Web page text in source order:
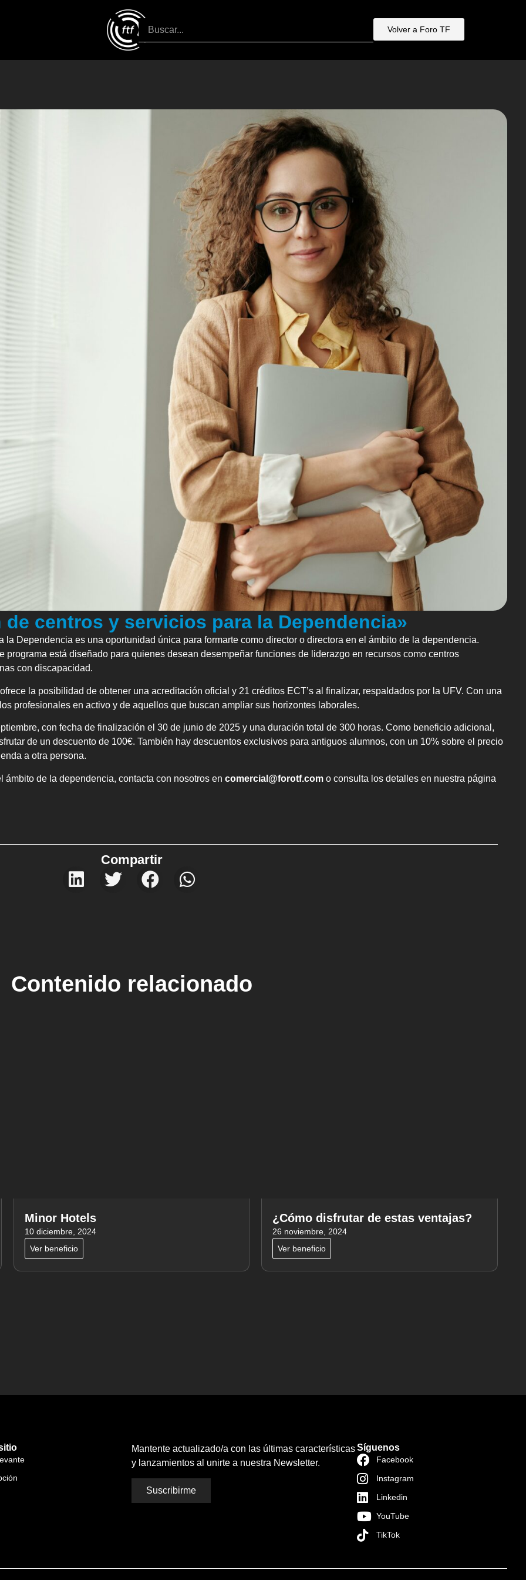
Volver a Foro TF
centros y servicios para la Dependencia»
Dependencia es una oportunidad única para formarte como director o directora en el ámbito de la dependencia.
programa está diseñado para quienes desean desempeñar funciones de liderazgo en recursos como centros
con discapacidad.
la posibilidad de obtener una acreditación oficial y 21 créditos ECT’s al finalizar, respaldados por la UFV. Con una
profesionales en activo y de aquellos que buscan ampliar sus horizontes laborales.
con fecha de finalización el 30 de junio de 2025 y una duración total de 300 horas. Como beneficio adicional,
de un descuento de 100€. También hay descuentos exclusivos para antiguos alumnos, con un 10% sobre el precio
a otra persona.
de la dependencia, contacta con nosotros en comercial@forotf.com o consulta los detalles en nuestra página
Compartir
Contenido relacionado
Minor Hotels
10 diciembre, 2024
Ver beneficio
¿Cómo disfrutar de estas ventajas?
26 noviembre, 2024
Ver beneficio
Mantente actualizado/a con las últimas características
y lanzamientos al unirte a nuestra Newsletter.
Suscribirme
Síguenos
Facebook
Instagram
Linkedin
YouTube
TikTok